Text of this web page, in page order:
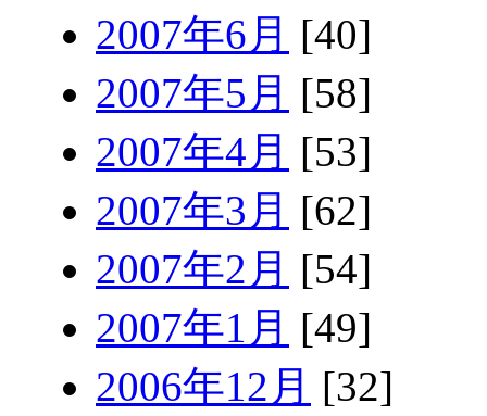
2007年6月 [40]
2007年5月 [58]
2007年4月 [53]
2007年3月 [62]
2007年2月 [54]
2007年1月 [49]
2006年12月 [32]